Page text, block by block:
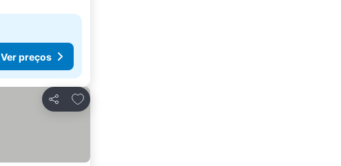
Ver preços
Partilhar
Adicionar aos favoritos